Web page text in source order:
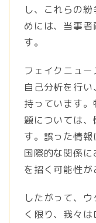
し、これらの
めには、当事
す。
フェイクニュ
自己分析を行
持っています
題については
す。誤った情報
国際的な関係
を招く可能性が
したがって、
く限り、我々